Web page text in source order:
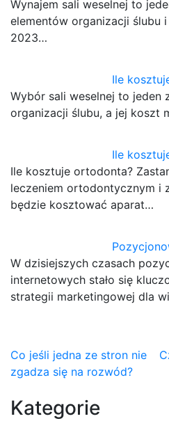
Wynajem sali weselnej to
elementów organizacji ślubu
2023…
Ile
Wybór sali weselnej to jeden
organizacji ślubu, a jej koszt
Ile
Ile kosztuje ortodonta?
leczeniem ortodontycznym i
będzie kosztować aparat…
W dzisiejszych czasach
internetowych stało się
strategii marketingowej dla
Nawigacja
wpisu
Co jeśli jedna ze stron nie
zgadza się na rozwód?
Kategorie